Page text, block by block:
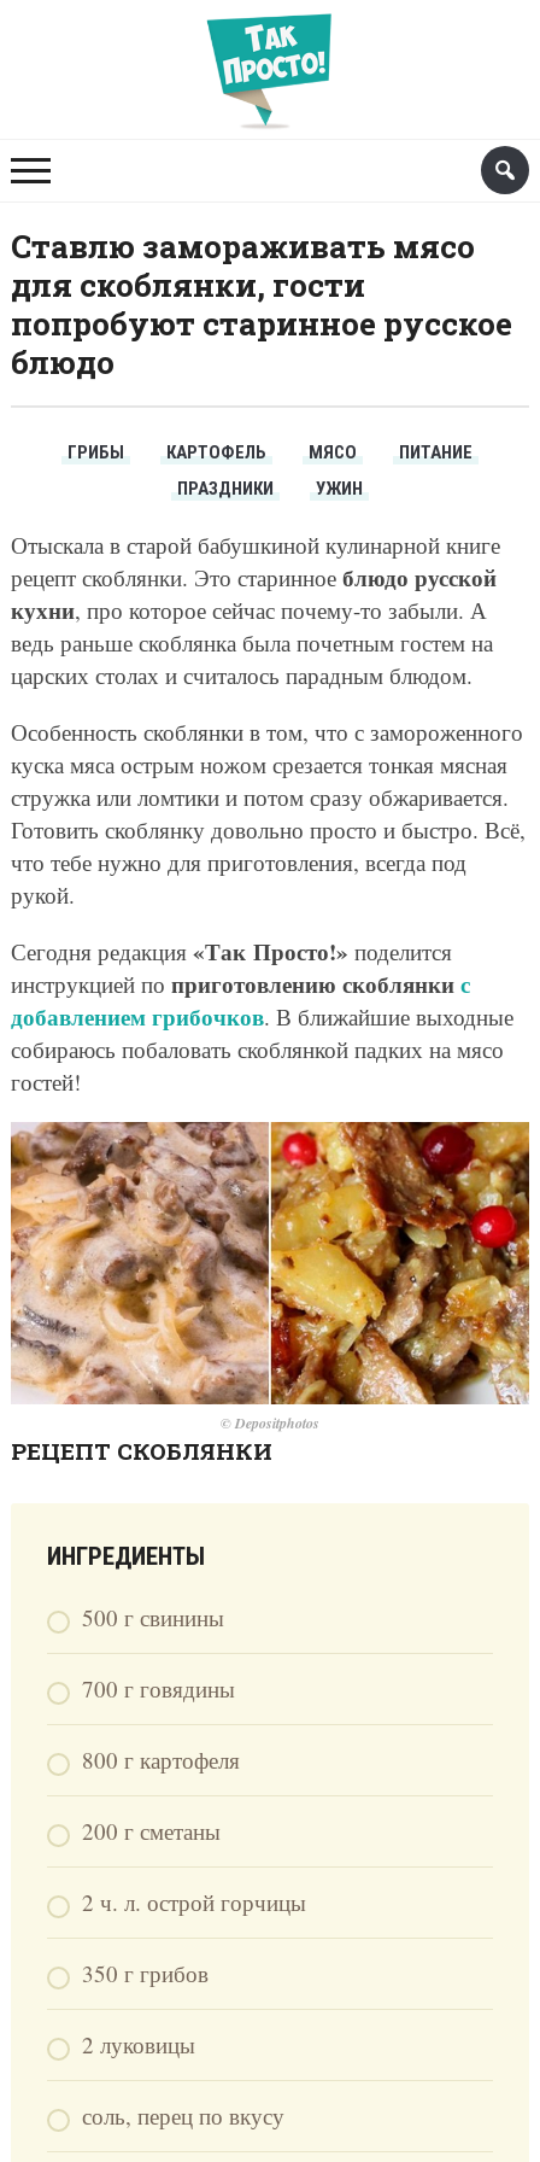
Ставлю замораживать мясо
для скоблянки, гости
попробуют старинное русское
блюдо
ГРИБЫ КАРТОФЕЛЬ МЯСО
ПИТАНИЕ
ПРАЗДНИКИ
УЖИН
Отыскала в старой бабушкиной кулинарной книге
рецепт скоблянки. Это старинное блюдо русской
кухни, про которое сейчас почему-то забыли. А
ведь раньше скоблянка была почетным гостем на
царских столах и считалось парадным блюдом.
Особенность скоблянки в том, что с замороженного
куска мяса острым ножом срезается тонкая мясная
стружка или ломтики и потом сразу обжаривается.
Готовить скоблянку довольно просто и быстро. Всё,
что тебе нужно для приготовления, всегда под
рукой.
Сегодня редакция «Так Просто!» поделится
инструкцией по приготовлению скоблянкис
добавлением грибочков. В ближайшие выходные
собираюсь побаловать скоблянкой падких на мясо
гостей!
© Depositphotos
РЕЦЕПТ СКОБЛЯНКИ
ИНГРЕДИЕНТЫ
500 г свинины
700 г говядины
800 г картофеля
200 г сметаны
2 ч. л. острой горчицы
350 г грибов
2 луковицы
соль, перец по вкусу